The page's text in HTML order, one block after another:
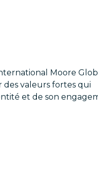
Moore
des valeurs fortes qui
et de son